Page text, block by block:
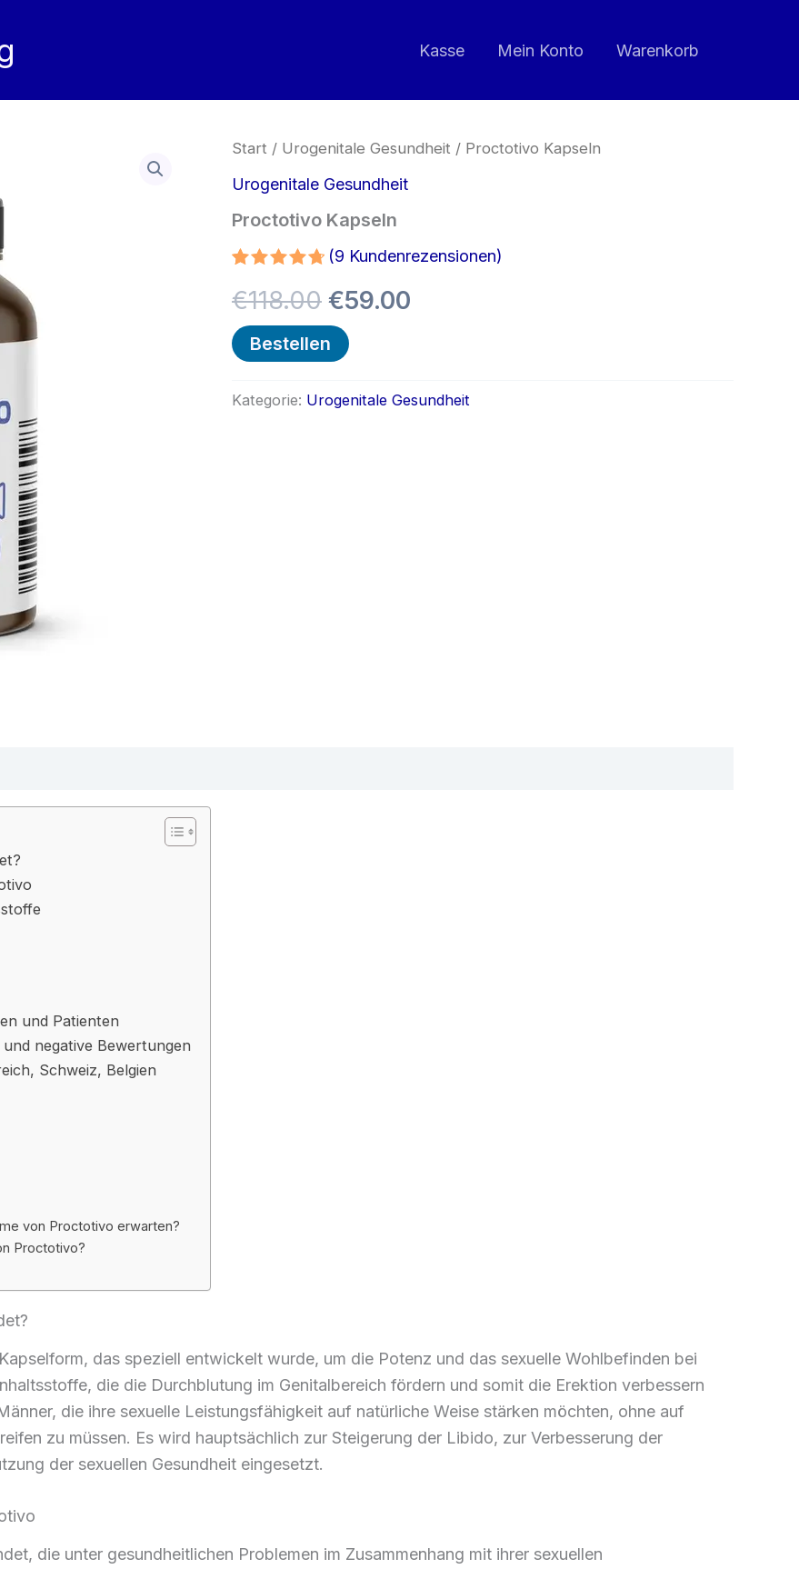
Kasse Mein Konto Warenkorb
Start / Urogenitale Gesundheit / Proctotivo Kapseln
Urogenitale Gesundheit
Proctotivo Kapseln
mit 4.78
von 5,
basierend
auf
Kundenbewertungen
(9 Kundenrezensionen)
€118.00 Ursprünglicher
Preis
€59.00
Bestellen
Kategorie: Urogenitale Gesundheit
und Patienten
negative Bewertungen
Schweiz, Belgien
von Proctotivo erwarten?
Proctotivo?
das speziell entwickelt wurde, um die Potenz und das sexuelle Wohlbefinden bei
die die Durchblutung im Genitalbereich fördern und somit die Erektion verbessern
die ihre sexuelle Leistungsfähigkeit auf natürliche Weise stärken möchten, ohne auf
zu müssen. Es wird hauptsächlich zur Steigerung der Libido, zur Verbesserung der
der sexuellen Gesundheit eingesetzt.
die unter gesundheitlichen Problemen im Zusammenhang mit ihrer sexuellen
€118.00
€59.00.